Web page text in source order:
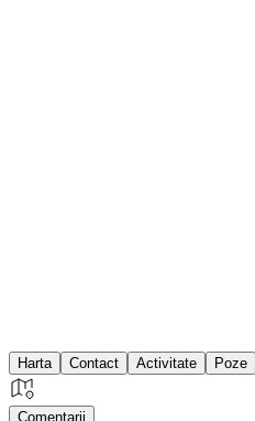
Harta Contact Activitate Poze
Comentarii